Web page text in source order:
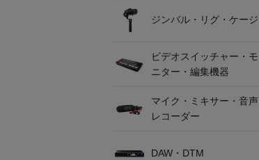
ジンバル・リグ・ケージ
ビデオスイッチャー・モ
ニター・編集機器
マイク・ミキサー・音声
レコーダー
DAW・DTM